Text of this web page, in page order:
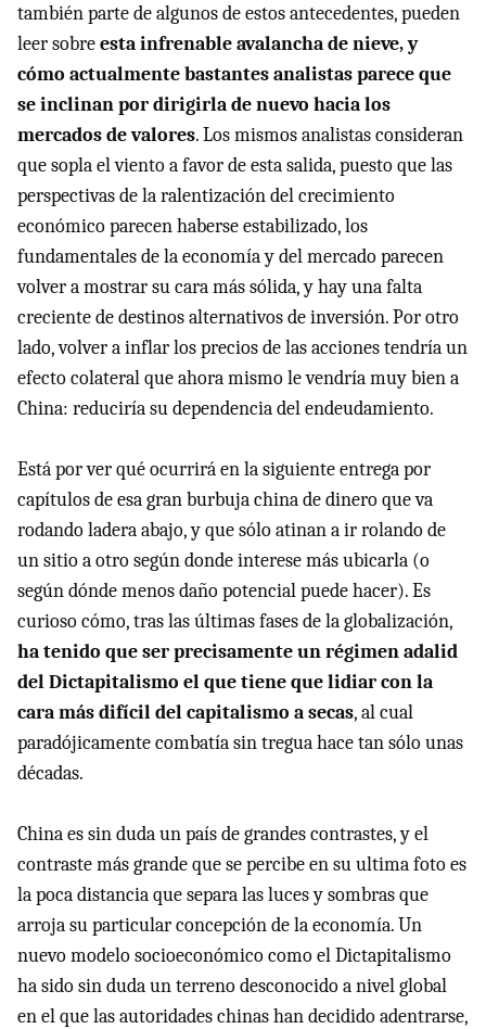
también parte de algunos de estos antecedentes, pueden
leer sobreesta infrenable avalancha de nieve, y
cómo actualmente bastantes analistas parece que
se inclinan por dirigirla de nuevo hacia los
mercados de valores. Los mismos analistas consideran
que sopla el viento a favor de esta salida, puesto que las
perspectivas de la ralentización del crecimiento
económico parecen haberse estabilizado, los
fundamentales de la economía y del mercado parecen
volver a mostrar su cara más sólida, y hay una falta
creciente de destinos alternativos de inversión. Por otro
lado, volver a inflar los precios de las acciones tendría un
efecto colateral que ahora mismo le vendría muy bien a
China: reduciría su dependencia del endeudamiento.
Está por ver qué ocurrirá en la siguiente entrega por
capítulos de esa gran burbuja china de dinero que va
rodando ladera abajo, y que sólo atinan a ir rolando de
un sitio a otro según donde interese más ubicarla (o
según dónde menos daño potencial puede hacer). Es
curioso cómo, tras las últimas fases de la globalización,
ha tenido que ser precisamente un régimen adalid
del Dictapitalismo el que tiene que lidiar con la
cara más difícil del capitalismo a secas, al cual
paradójicamente combatía sin tregua hace tan sólo unas
décadas.
China es sin duda un país de grandes contrastes, y el
contraste más grande que se percibe en su ultima foto es
la poca distancia que separa las luces y sombras que
arroja su particular concepción de la economía. Un
nuevo modelo socioeconómico como el Dictapitalismo
ha sido sin duda un terreno desconocido a nivel global
en el que las autoridades chinas han decidido adentrarse,